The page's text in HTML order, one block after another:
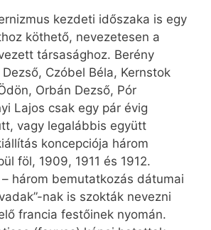
kezdeti időszaka is egy
köthető, nevezetesen a
társasághoz. Berény
Czóbel Béla, Kernstok
Orbán Dezső, Pór
Lajos csak egy pár évig
vagy legalábbis együtt
koncepciója három
föl, 1909, 1911 és 1912.
három bemutatkozás dátumai
nak is szokták nevezni
francia festőinek nyomán.